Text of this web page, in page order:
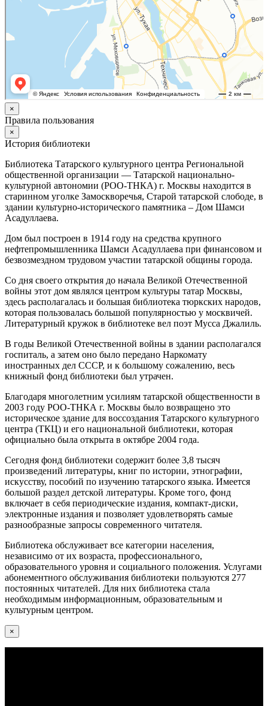
×
Правила пользования
×
История библиотеки
Библиотека Татарского культурного центра Региональной
общественной организации — Татарской национально-
культурной автономии (РОО-ТНКА) г. Москвы находится в
старинном уголке Замоскворечья, Старой татарской слободе, в
здании культурно-исторического памятника – Дом Шамси
Асадуллаева.
Дом был построен в 1914 году на средства крупного
нефтепромышленника Шамси Асадуллаева при финансовом и
безвозмездном трудовом участии татарской общины города.
Со дня своего открытия до начала Великой Отечественной
войны этот дом являлся центром культуры татар Москвы,
здесь располагалась и большая библиотека тюркских народов,
которая пользовалась большой популярностью у москвичей.
Литературный кружок в библиотеке вел поэт Мусса Джалиль.
В годы Великой Отечественной войны в здании располагался
госпиталь, а затем оно было передано Наркомату
иностранных дел СССР, и к большому сожалению, весь
книжный фонд библиотеки был утрачен.
Благодаря многолетним усилиям татарской общественности в
2003 году РОО-ТНКА г. Москвы было возвращено это
историческое здание для воссоздания Татарского культурного
центра (ТКЦ) и его национальной библиотеки, которая
официально была открыта в октябре 2004 года.
Сегодня фонд библиотеки содержит более 3,8 тысяч
произведений литературы, книг по истории, этнографии,
искусству, пособий по изучению татарского языка. Имеется
большой раздел детской литературы. Кроме того, фонд
включает в себя периодические издания, компакт-диски,
электронные издания и позволяет удовлетворять самые
разнообразные запросы современного читателя.
Библиотека обслуживает все категории населения,
независимо от их возраста, профессионального,
образовательного уровня и социального положения. Услугами
абонементного обслуживания библиотеки пользуются 277
постоянных читателей. Для них библиотека стала
необходимым информационным, образовательным и
культурным центром.
×